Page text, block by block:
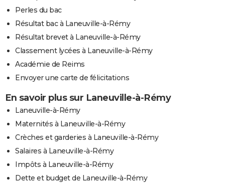
Perles du bac
Résultat bac à Laneuville-à-Rémy
Résultat brevet à Laneuville-à-Rémy
Classement lycées à Laneuville-à-Rémy
Académie de Reims
Envoyer une carte de félicitations
En savoir plus sur Laneuville-à-Rémy
Laneuville-à-Rémy
Maternités à Laneuville-à-Rémy
Crèches et garderies à Laneuville-à-Rémy
Salaires à Laneuville-à-Rémy
Impôts à Laneuville-à-Rémy
Dette et budget de Laneuville-à-Rémy